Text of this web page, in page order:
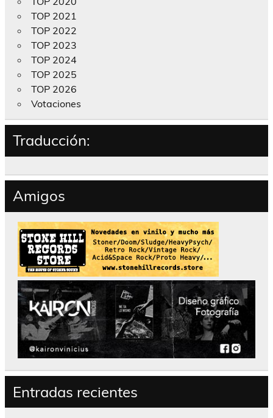
TOP 2021
TOP 2022
TOP 2023
TOP 2024
TOP 2025
TOP 2026
Votaciones
Traducción:
Amigos
Entradas recientes